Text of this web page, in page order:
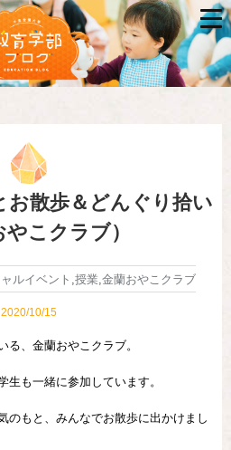
お散歩＆どんぐり拾い
やこクラブ）
2020/10/15
ルイベント 授業 金蘭おやこクラブ
る、金蘭おやこクラブ。
も一緒に参加しています。
のもと、みんなでお散歩に出かけまし